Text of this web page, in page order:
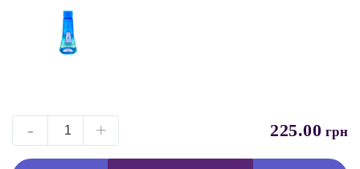
- + 225.00 грн